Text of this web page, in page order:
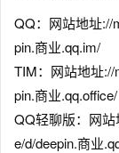
QQ：网站地址://
pin.商业.qq.im/
TIM：网站地址://
pin.商业.qq.office/
QQ轻聊版：网站
e/d/deepin.商业